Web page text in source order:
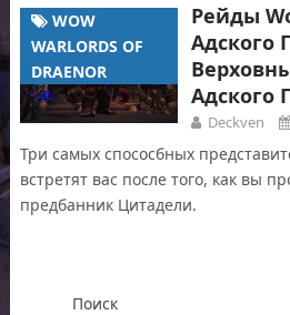
WOW
WARLORDS OF
DRAENOR
Рейды
Адского
Адского
Deckven
Три самых спососбных
встретят вас после того, как вы
предбанник Цитадели.
Поиск